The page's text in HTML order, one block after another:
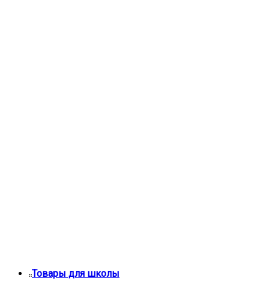
Товары для школы